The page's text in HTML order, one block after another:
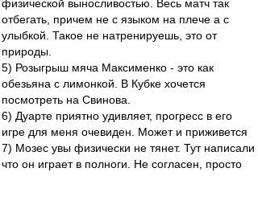
физической выносливостью. Весь матч так
отбегать, причем не с языком на плече а с
улыбкой. Такое не натренируешь, это от
природы.
5) Розыгрыш мяча Максименко - это как
обезьяна с лимонкой. В Кубке хочется
посмотреть на Свинова.
6) Дуарте приятно удивляет, прогресс в его
игре для меня очевиден. Может и приживется
7) Мозес увы физически не тянет. Тут написали
что он играет в полноги. Не согласен, просто